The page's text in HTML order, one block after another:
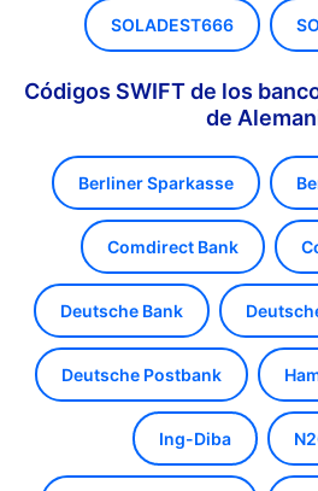
SOLADEST666
Códigos SWIFT de los
de
Berliner Sparkasse
Comdirect Bank
Deutsche Bank
Deutsche Postbank
Ing-Diba